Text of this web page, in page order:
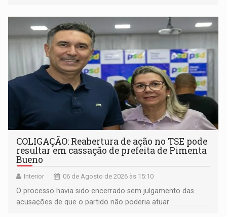
COLIGAÇÃO: Reabertura de ação no TSE pode
resultar em cassação de prefeita de Pimenta
Bueno
Interior 06 de Agosto de 2026 às 15:10
O processo havia sido encerrado sem julgamento das
acusações de que o partido não poderia atuar